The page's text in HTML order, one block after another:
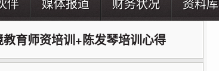
伴 媒体报道 财务状况 资料库
育师资培训+陈发琴培训心得